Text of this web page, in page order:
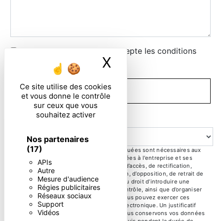
Ce site utilise des cookies
et vous donne le contrôle
sur ceux que vous
souhaitez activer
Nos partenaires
(17)
APIs
Autre
Mesure d'audience
Régies publicitaires
Réseaux sociaux
Support
Vidéos
X
En cochant cette case, j'accepte les conditions
particulières ci-dessous **
ENVOYER
Question
** Les données personnelles communiquées sont nécessaires aux
fins de vous contacter. Elles sont destinées à l'entreprise et ses
sous-traitants. Vous disposez de droits d’accès, de rectification,
d’effacement, de portabilité, de limitation, d’opposition, de retrait de
votre consentement à tout moment et du droit d’introduire une
réclamation auprès d’une autorité de contrôle, ainsi que d’organiser
le sort de vos données post-mortem. Vous pouvez exercer ces
droits par voie postale ou par courrier électronique. Un justificatif
d'identité pourra vous être demandé. Nous conservons vos données